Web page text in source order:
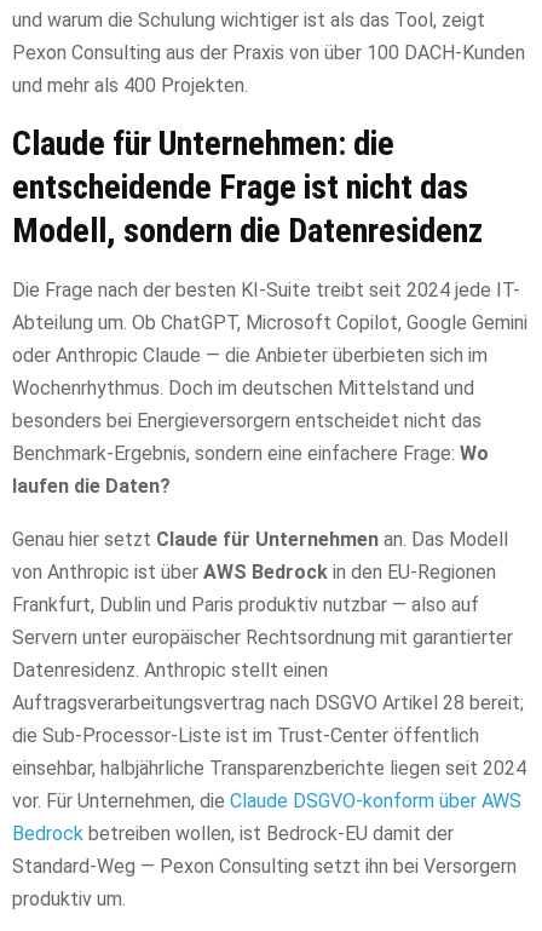
und warum die Schulung wichtiger ist als das Tool, zeigt
Pexon Consulting aus der Praxis von über 100 DACH-Kunden
und mehr als 400 Projekten.
Claude für Unternehmen: die
entscheidende Frage ist nicht das
Modell, sondern die Datenresidenz
Die Frage nach der besten KI-Suite treibt seit 2024 jede IT-
Abteilung um. Ob ChatGPT, Microsoft Copilot, Google Gemini
oder Anthropic Claude — die Anbieter überbieten sich im
Wochenrhythmus. Doch im deutschen Mittelstand und
besonders bei Energieversorgern entscheidet nicht das
Benchmark-Ergebnis, sondern eine einfachere Frage: Wo
laufen die Daten?
Genau hier setzt Claude für Unternehmen an. Das Modell
von Anthropic ist über AWS Bedrock in den EU-Regionen
Frankfurt, Dublin und Paris produktiv nutzbar — also auf
Servern unter europäischer Rechtsordnung mit garantierter
Datenresidenz. Anthropic stellt einen
Auftragsverarbeitungsvertrag nach DSGVO Artikel 28 bereit;
die Sub-Processor-Liste ist im Trust-Center öffentlich
einsehbar, halbjährliche Transparenzberichte liegen seit 2024
vor. Für Unternehmen, die Claude DSGVO-konform über AWS
Bedrock betreiben wollen, ist Bedrock-EU damit der
Standard-Weg — Pexon Consulting setzt ihn bei Versorgern
produktiv um.